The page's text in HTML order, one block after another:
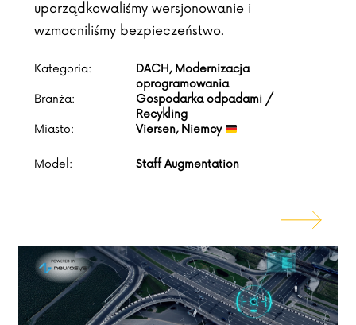
uporządkowaliśmy wersjonowanie i
wzmocniliśmy bezpieczeństwo.
Kategoria:
DACH, Modernizacja
oprogramowania
Branża:
Gospodarka odpadami /
Recykling
Miasto:
Viersen, Niemcy
Model: Staff Augmentation